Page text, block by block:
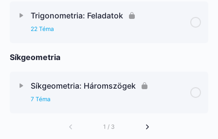
Trigonometria: Feladatok
22 Téma
Síkgeometria
Síkgeometria: Háromszögek
7 Téma
1 / 3